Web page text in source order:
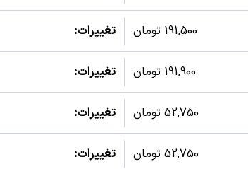
191,500 تومان تغییرات:
191,900 تومان تغییرات:
52,750 تومان تغییرات:
52,750 تومان تغییرات: